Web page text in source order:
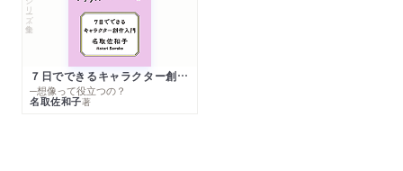
７日でできるキャラクター創作入門
─想像って役立つの？
名取佐和子著